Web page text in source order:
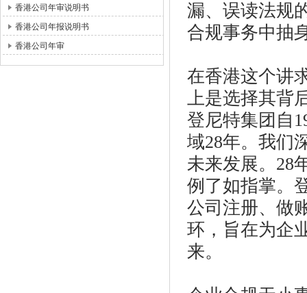
香港公司年审说明书
香港公司年报说明书
香港公司年审
漏、误读法规
合规事务中抽
在香港这个讲
上是选择其背
登尼特集团自
域28年。我们
未来发展。28
例了如指掌。
公司注册、做
环，旨在为企
来。